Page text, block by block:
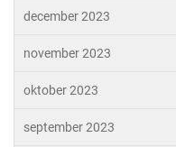
december 2023
november 2023
oktober 2023
september 2023